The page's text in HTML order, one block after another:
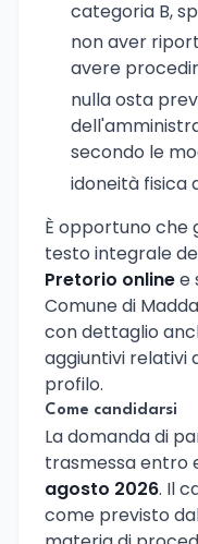
categoria B,
non aver
avere
nulla osta
secondo le
idoneità fisica
È opportuno che
testo integrale
Pretorio onlinee
Comune di
con dettaglio
aggiuntivi relativi
profilo.
Come candidarsi
La domanda di
trasmessa entro
agosto 2026. Il
come previsto